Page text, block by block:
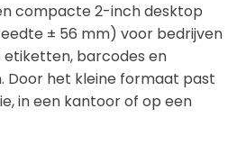
compacte 2-inch desktop
± 56 mm) voor bedrijven
etiketten, barcodes en
Door het kleine formaat past
in een kantoor of op een